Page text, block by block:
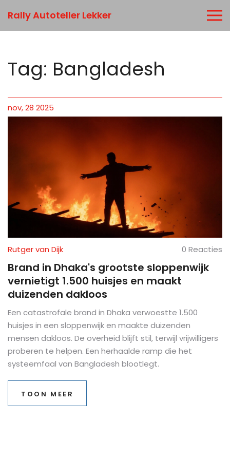
Rally Autoteller Lekker
Tag: Bangladesh
nov, 28 2025
Rutger van Dijk 0 Reacties
Brand in Dhaka's grootste sloppenwijk
vernietigt 1.500 huisjes en maakt
duizenden dakloos
Een catastrofale brand in Dhaka verwoestte 1.500
huisjes in een sloppenwijk en maakte duizenden
mensen dakloos. De overheid blijft stil, terwijl vrijwilligers
proberen te helpen. Een herhaalde ramp die het
systeemfaal van Bangladesh blootlegt.
TOON MEER